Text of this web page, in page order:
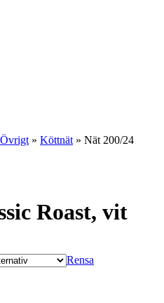
Övrigt » Köttnät » Nät 200/24
Roast, vit
Rensa